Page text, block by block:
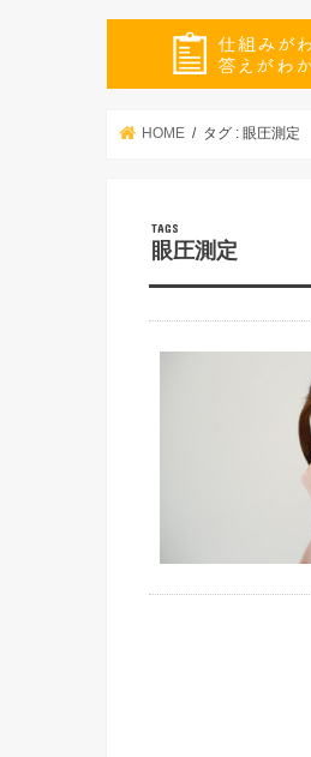
HOME タグ : 眼圧測定
眼圧測定